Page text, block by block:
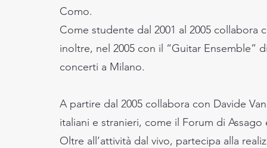
Como.
Come studente dal 2001 al 2005
inoltre, nel 2005 con il “Guitar Ensemble”
concerti a Milano.
A partire dal 2005 collabora con Davide
italiani e stranieri, come il Forum di Assago
Oltre all’attività dal vivo, partecipa alla